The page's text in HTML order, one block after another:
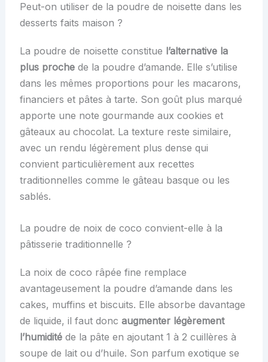
Peut-on utiliser de la poudre de noisette dans les
desserts faits maison ?
La poudre de noisette constitue l’alternative la
plus prochede la poudre d’amande. Elle s’utilise
dans les mêmes proportions pour les macarons,
financiers et pâtes à tarte. Son goût plus marqué
apporte une note gourmande aux cookies et
gâteaux au chocolat. La texture reste similaire,
avec un rendu légèrement plus dense qui
convient particulièrement aux recettes
traditionnelles comme le gâteau basque ou les
sablés.
La poudre de noix de coco convient-elle à la
pâtisserie traditionnelle ?
La noix de coco râpée fine remplace
avantageusement la poudre d’amande dans les
cakes, muffins et biscuits. Elle absorbe davantage
de liquide, il faut donc augmenter légèrement
l’humiditéde la pâte en ajoutant 1 à 2 cuillères à
soupe de lait ou d’huile. Son parfum exotique se